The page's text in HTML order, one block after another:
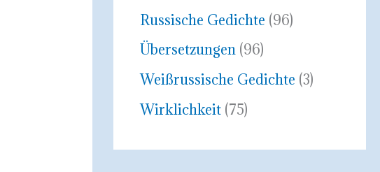
Russische Gedichte (96)
Übersetzungen(96)
Weißrussische Gedichte (3)
Wirklichkeit(75)